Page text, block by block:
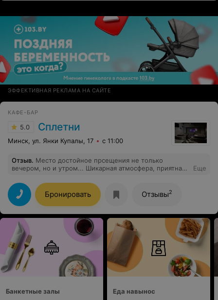
ЭФФЕКТИВНАЯ РЕКЛАМА НА САЙТЕ
КАФЕ-БАР
5.0 Сплетни
Минск, ул. Янки Купалы, 17 с 11:00
Отзыв. Место достойное прсещения не только
вечером, но и утром... Шикарная атмосфера, приятная
планиррвать какие праздники/вечеринки именно
здесь!!!
Еще
Бронировать Отзывы2
Банкетные залы Еда навынос